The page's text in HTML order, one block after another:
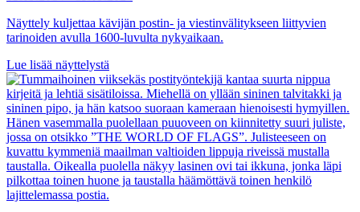
Näyttely kuljettaa kävijän postin- ja viestinvälitykseen liittyvien
tarinoiden avulla 1600-luvulta nykyaikaan.
Lue lisää näyttelystä